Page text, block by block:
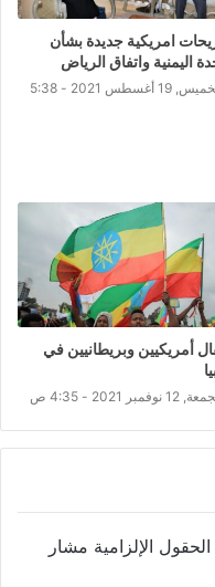
امريكية جديدة بشأن
اليمنية واتفاق الرياض
الخميس, 19 أغسطس 2021 - 5:38
أمريكيين وبريطانيين في
نوفمبر 2021 - 4:35 ص
الحقول الإلزامية مشار